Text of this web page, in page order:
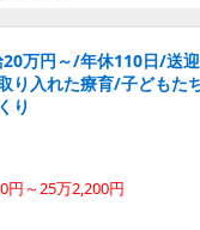
万円～/年休110日/送
り入れた療育/子どもた
り
円～25万2,200円